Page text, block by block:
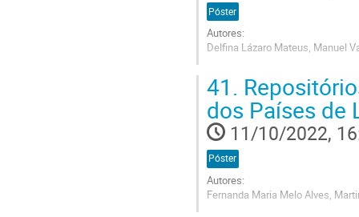
Póster
Autores:
Delfina Lázaro Mateus, Manuel
to
contribution
page
41.
dos Países de
11/10/2022,
Póster
Autores:
Fernanda Maria Melo Alves,